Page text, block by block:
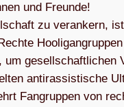
und Freunde!
zu ver­an­kern,
um
anti­ras­sis­ti­sche
Fan­grup­pen von